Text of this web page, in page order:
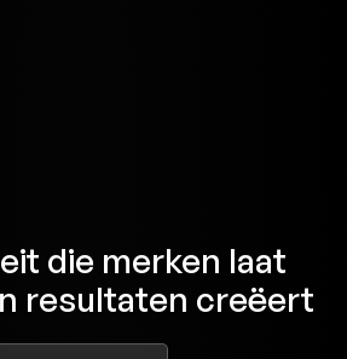
die merken laat
resultaten creëert